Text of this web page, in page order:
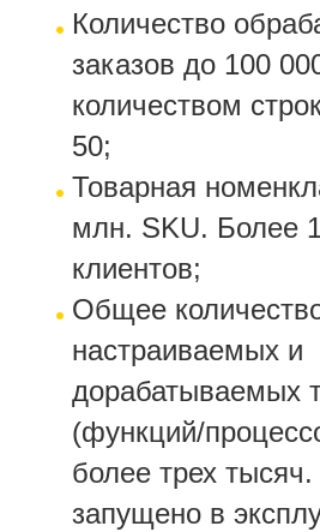
Количество
заказов до 100
количеством
50;
Товарная
млн. SKU. Более
клиентов;
Общее
настраиваемых и
дорабатываемых
(функций/
более трех
запущено в